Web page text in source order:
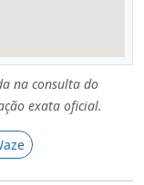
na consulta do
exata oficial.